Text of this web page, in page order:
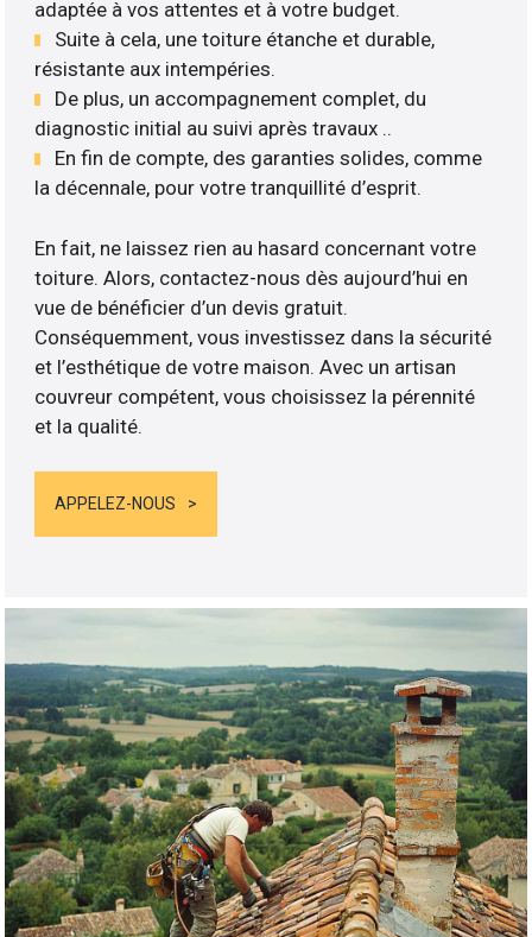
adaptée à vos attentes et à votre budget.
Suite à cela, une toiture étanche et durable,
résistante aux intempéries.
De plus, un accompagnement complet, du
diagnostic initial au suivi après travaux ..
En fin de compte, des garanties solides, comme
la décennale, pour votre tranquillité d’esprit.
En fait, ne laissez rien au hasard concernant votre
toiture. Alors, contactez-nous dès aujourd’hui en
vue de bénéficier d’un devis gratuit.
Conséquemment, vous investissez dans la sécurité
et l’esthétique de votre maison. Avec un artisan
couvreur compétent, vous choisissez la pérennité
et la qualité.
APPELEZ-NOUS